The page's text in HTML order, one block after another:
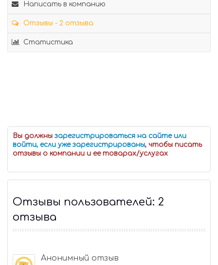
Написать в компанию
Отзывы - 2 отзыва
Статистика
Вы должны зарегистрироваться на сайте или
войти, если уже зарегистрированы, чтобы писать
отзывы о компании и ее товарах/услугах
Отзывы пользователей: 2
отзыва
Анонимный отзыв